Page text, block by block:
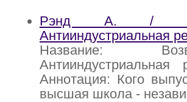
Рэнд А. /
Антииндустриальная
Название:
Аннотация: Кого
высшая школа -